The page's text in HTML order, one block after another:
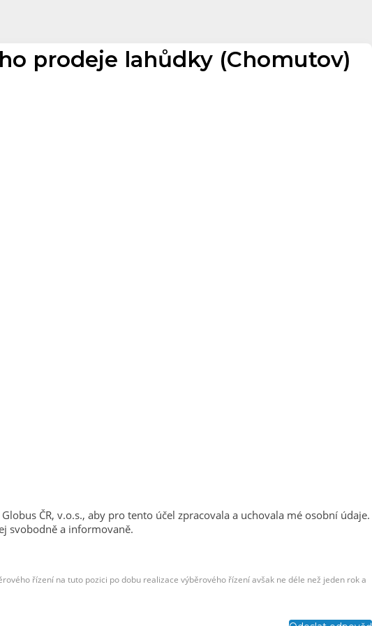
prodeje lahůdky (Chomutov)
ČR, v.o.s., aby pro tento účel zpracovala a uchovala mé osobní údaje.
svobodně a informovaně.
řízení na tuto pozici po dobu realizace výběrového řízení avšak ne déle než jeden rok a